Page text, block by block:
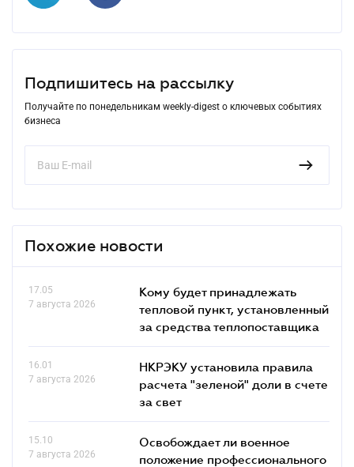
Подпишитесь на рассылку
Получайте по понедельникам weekly-digest о ключевых событиях
бизнеса
Похожие новости
17.05
7 августа 2026
Кому будет принадлежать
тепловой пункт, установленный
за средства теплопоставщика
16.01
7 августа 2026
НКРЭКУ установила правила
расчета "зеленой" доли в счете
за свет
15.10
7 августа 2026
Освобождает ли военное
положение профессионального